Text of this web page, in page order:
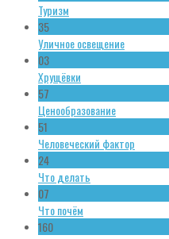
Туризм
35
Уличное освещение
03
Хрущёвки
57
Ценообразование
51
Человеческий фактор
24
Что делать
07
Что почём
160